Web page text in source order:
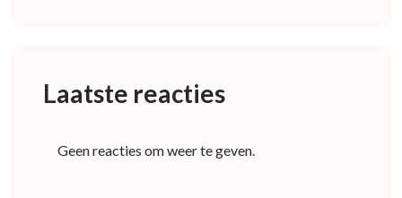
Laatste reacties
Geen reacties om weer te geven.